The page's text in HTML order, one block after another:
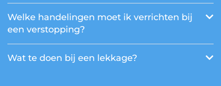
Welke handelingen moet ik verrichten bij
een verstopping?
Wat te doen bij een lekkage?